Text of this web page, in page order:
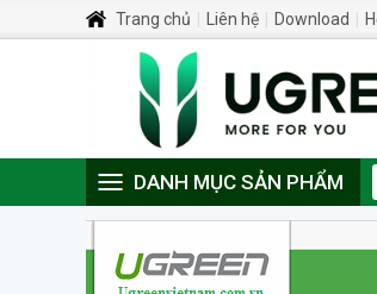
DANH MỤC SẢN PHẨM
Trang chủ Liên hệ Download